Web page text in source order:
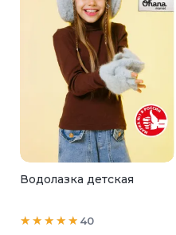
Водолазка детская
40